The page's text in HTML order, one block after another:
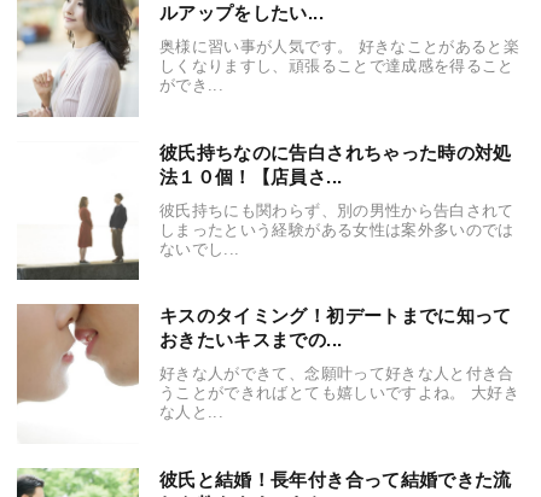
ルアップをしたい...
奥様に習い事が人気です。 好きなことがあると楽
しくなりますし、頑張ることで達成感を得ること
ができ...
彼氏持ちなのに告白されちゃった時の対処
法１０個！【店員さ...
彼氏持ちにも関わらず、別の男性から告白されて
しまったという経験がある女性は案外多いのでは
ないでし...
キスのタイミング！初デートまでに知って
おきたいキスまでの...
好きな人ができて、念願叶って好きな人と付き合
うことができればとても嬉しいですよね。 大好き
な人と...
彼氏と結婚！長年付き合って結婚できた流